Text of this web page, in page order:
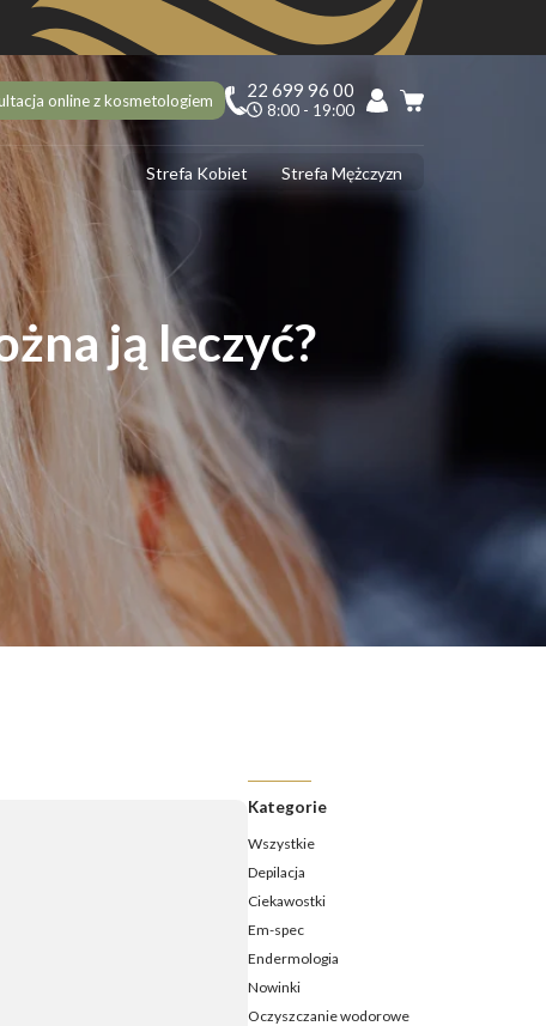
online z kosmetologiem 22 699 96 00
8:00 - 19:00
ciekawostek na 10 urodziny Depilacja.pl, o których mogłaś nie
laserowa latem – tak czy nie?
usunąć włoski z twarzy? 5 najlepszych sposobów
laserowa jąder i penisa – zabieg krok po kroku
laserowa a opalenizna
ujędrnić skórę na brzuchu? Sprawdzone sposoby
- jak często należy ją wykonywać?
przed i po – jakie efekty ujędrnienia i wysmuklenia
– ile zabiegów potrzeba, aby zobaczyć efekty?
Strefa Kobiet Strefa Mężczyzn
ją leczyć?
Kategorie
Wszystkie
Depilacja
Ciekawostki
Em-spec
Endermologia
Nowinki
Oczyszczanie wodorowe